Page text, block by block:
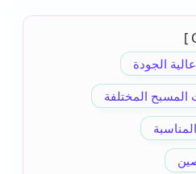
الجودة
المسبح المختلفة